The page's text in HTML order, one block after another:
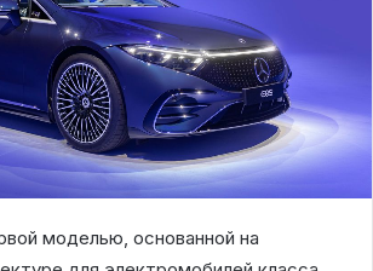
моделью, основанной на